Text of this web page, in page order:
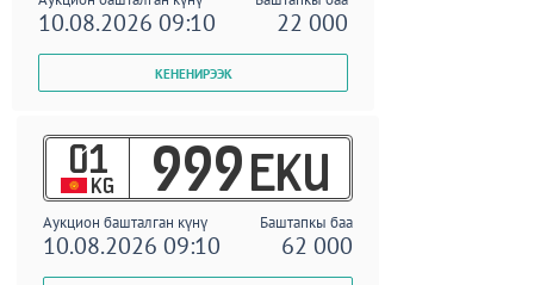
10.08.2026 09:10 22 000
01
KG 999 EKU
Аукцион башталган күнү Баштапкы баа
10.08.2026 09:10 62 000